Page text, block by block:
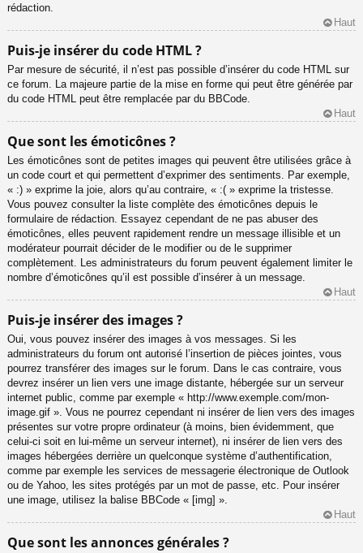
rédaction.
Haut
Puis-je insérer du code HTML ?
Par mesure de sécurité, il n’est pas possible d’insérer du code HTML sur
ce forum. La majeure partie de la mise en forme qui peut être générée par
du code HTML peut être remplacée par du BBCode.
Haut
Que sont les émoticônes ?
Les émoticônes sont de petites images qui peuvent être utilisées grâce à
un code court et qui permettent d’exprimer des sentiments. Par exemple,
« :) » exprime la joie, alors qu’au contraire, « :( » exprime la tristesse.
Vous pouvez consulter la liste complète des émoticônes depuis le
formulaire de rédaction. Essayez cependant de ne pas abuser des
émoticônes, elles peuvent rapidement rendre un message illisible et un
modérateur pourrait décider de le modifier ou de le supprimer
complètement. Les administrateurs du forum peuvent également limiter le
nombre d’émoticônes qu’il est possible d’insérer à un message.
Haut
Puis-je insérer des images ?
Oui, vous pouvez insérer des images à vos messages. Si les
administrateurs du forum ont autorisé l’insertion de pièces jointes, vous
pourrez transférer des images sur le forum. Dans le cas contraire, vous
devrez insérer un lien vers une image distante, hébergée sur un serveur
internet public, comme par exemple « http://www.exemple.com/mon-
image.gif ». Vous ne pourrez cependant ni insérer de lien vers des images
présentes sur votre propre ordinateur (à moins, bien évidemment, que
celui-ci soit en lui-même un serveur internet), ni insérer de lien vers des
images hébergées derrière un quelconque système d’authentification,
comme par exemple les services de messagerie électronique de Outlook
ou de Yahoo, les sites protégés par un mot de passe, etc. Pour insérer
une image, utilisez la balise BBCode « [img] ».
Haut
Que sont les annonces générales ?